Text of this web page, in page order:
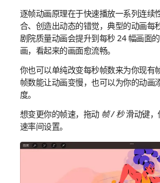
逐帧动画原理在于快速播放一系列连续
合、创造出动态的错觉，典型的动画每
剧院质量动画会提升到每秒 24 幅画面
画，看起来的画面愈流畅。
你也可以单纯改变每秒帧数来为你现有
帧数能让动画变慢，也可以为你的动画
度。
想变更你的帧速，拖动 帧 / 秒滑动键，
速率间设置。